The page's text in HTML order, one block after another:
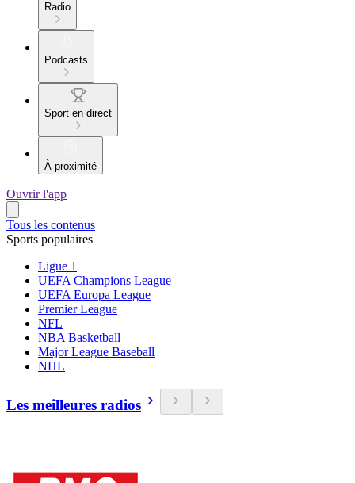
Radio
Podcasts
Sport en direct
À proximité
Ouvrir l'app
Tous les contenus
Sports populaires
Ligue 1
UEFA Champions League
UEFA Europa League
Premier League
NFL
NBA Basketball
Major League Baseball
NHL
Les meilleures radios